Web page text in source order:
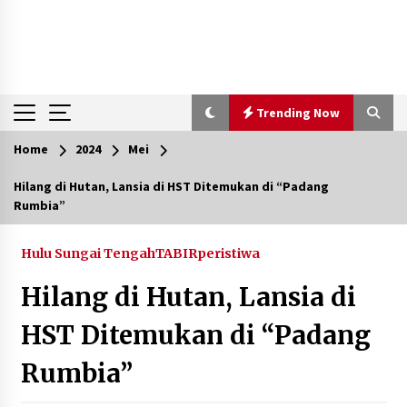
Trending Now
Trending Now
Agustus 7, 2026
Ketika Pasien Dianggap Beban: Runtuhnya
Empati dan Etika Dokter di Ruang Digital
Agustus 7, 2026
Home 2024 Mei
Hilang di Hutan, Lansia di HST Ditemukan di “Padang
Rumbia”
Hulu Sungai TengahTABIRperistiwa
Hilang di Hutan, Lansia di
HST Ditemukan di “Padang
Rumbia”